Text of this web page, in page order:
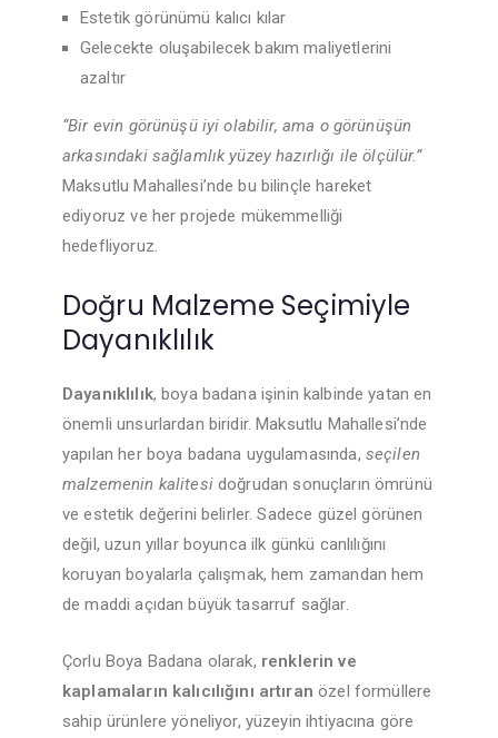
Estetik görünümü kalıcı kılar
Gelecekte oluşabilecek bakım maliyetlerini
azaltır
“Bir evin görünüşü iyi olabilir, ama o görünüşün
arkasındaki sağlamlık yüzey hazırlığı ile ölçülür.”
Maksutlu Mahallesi’nde bu bilinçle hareket
ediyoruz ve her projede mükemmelliği
hedefliyoruz.
Doğru Malzeme Seçimiyle
Dayanıklılık
Dayanıklılık, boya badana işinin kalbinde yatan en
önemli unsurlardan biridir. Maksutlu Mahallesi’nde
yapılan her boya badana uygulamasında, seçilen
malzemenin kalitesidoğrudan sonuçların ömrünü
ve estetik değerini belirler. Sadece güzel görünen
değil, uzun yıllar boyunca ilk günkü canlılığını
koruyan boyalarla çalışmak, hem zamandan hem
de maddi açıdan büyük tasarruf sağlar.
Çorlu Boya Badana olarak, renklerin ve
kaplamaların kalıcılığını artıran özel formüllere
sahip ürünlere yöneliyor, yüzeyin ihtiyacına göre